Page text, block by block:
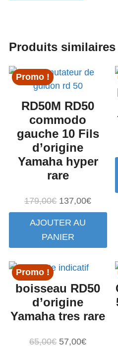
Produits similaires
Promo !
RD50M RD50
commodo
gauche 10 Fils
d’origine
Yamaha hyper
rare
179,00€ Le
prix
initial
était :
137,00€Le
prix
AJOUTER AU
PANIER
Promo !
boisseau RD50
d’origine
Yamaha tres rare
65,00€ Le
57,00€Le